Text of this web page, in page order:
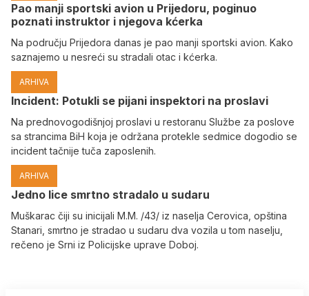
Pao manji sportski avion u Prijedoru, poginuo
poznati instruktor i njegova kćerka
Na području Prijedora danas je pao manji sportski avion. Kako
saznajemo u nesreći su stradali otac i kćerka.
ARHIVA
Incident: Potukli se pijani inspektori na proslavi
Na prednovogodišnjoj proslavi u restoranu Službe za poslove
sa strancima BiH koja je održana protekle sedmice dogodio se
incident tačnije tuča zaposlenih.
ARHIVA
Јedno lice smrtno stradalo u sudaru
Muškarac čiji su inicijali M.M. /43/ iz naselja Cerovica, opština
Stanari, smrtno je stradao u sudaru dva vozila u tom naselju,
rečeno je Srni iz Policijske uprave Doboj.